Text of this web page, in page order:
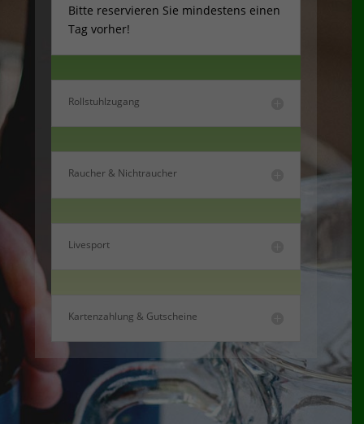
Bitte reservieren Sie mindestens einen
Tag vorher!
Rollstuhlzugang
Raucher & Nichtraucher
Livesport
Kartenzahlung & Gutscheine